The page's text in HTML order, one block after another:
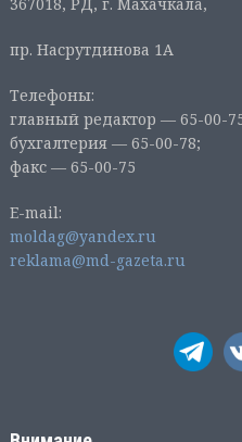
пр. Насрутдинова 1А
Телефоны:
главный редактор — 65-00-
бухгалтерия — 65-00-78;
факс — 65-00-75
E-mail:
moldag@yandex.ru
reklama@md-gazeta.ru